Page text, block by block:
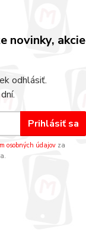
novinky, akcie
odhlásiť.
Prihlásiť sa
osobných údajov za